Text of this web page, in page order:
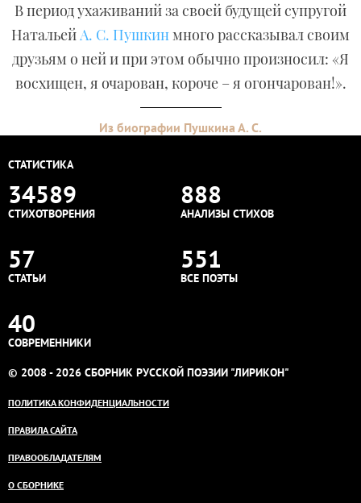
В период ухаживаний за своей будущей супругой
НатальейА. С. Пушкинмного рассказывал своим
друзьям о ней и при этом обычно произносил: «Я
восхищен, я очарован, короче – я огончарован!».
Из биографии Пушкина А. С.
СТАТИСТИКА
34589
СТИХОТВОРЕНИЯ
888
АНАЛИЗЫ СТИХОВ
57
СТАТЬИ
551
ВСЕ ПОЭТЫ
40
СОВРЕМЕННИКИ
© 2008 - 2026 СБОРНИК РУССКОЙ ПОЭЗИИ "ЛИРИКОН"
ПОЛИТИКА КОНФИДЕНЦИАЛЬНОСТИ
ПРАВИЛА САЙТА
ПРАВООБЛАДАТЕЛЯМ
О СБОРНИКЕ